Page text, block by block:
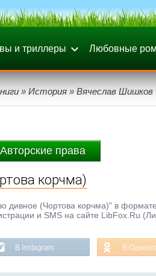
и триллеры Любовные
» История » Вячеслав Шишков
Авторские права
корчма)
дивное (Чортова корчма)" в
и SMS на сайте LibFox.Ru
В Instagram В